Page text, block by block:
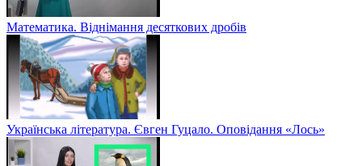
Математика. Віднімання десяткових дробів
Українська література. Євген Гуцало. Оповідання «Лось»